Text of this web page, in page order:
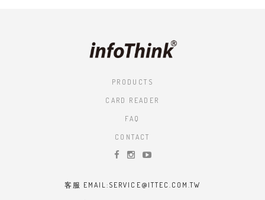
PRODUCTS
CARD READER
FAQ
CONTACT
客服 EMAIL:SERVICE@ITTEC.COM.TW